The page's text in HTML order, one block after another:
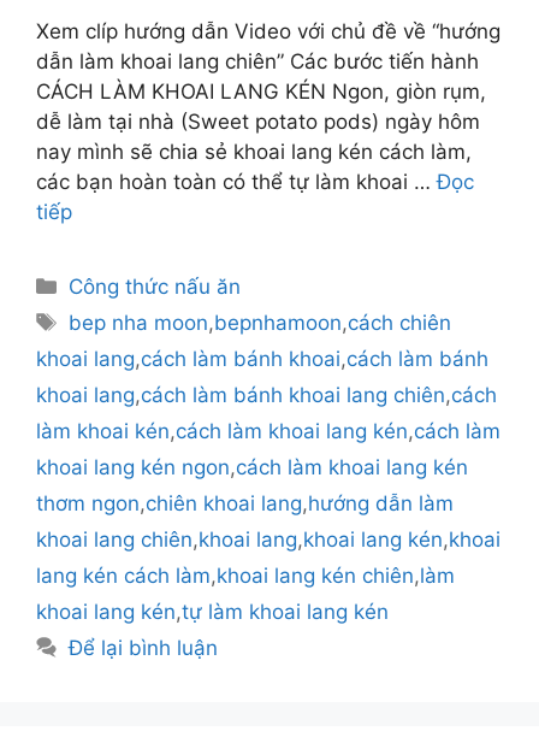
Xem clíp hướng dẫn Video với chủ đề về “hướng
dẫn làm khoai lang chiên” Các bước tiến hành
CÁCH LÀM KHOAI LANG KÉN Ngon, giòn rụm,
dễ làm tại nhà (Sweet potato pods) ngày hôm
nay mình sẽ chia sẻ khoai lang kén cách làm,
các bạn hoàn toàn có thể tự làm khoai …Đọc
tiếp
Danh
mục
Công thức nấu ăn
Thẻ
bep nha moon,bepnhamoon,cách chiên
khoai lang,cách làm bánh khoai,cách làm bánh
khoai lang,cách làm bánh khoai lang chiên,cách
làm khoai kén,cách làm khoai lang kén,cách làm
khoai lang kén ngon,cách làm khoai lang kén
thơm ngon,chiên khoai lang,hướng dẫn làm
khoai lang chiên,khoai lang,khoai lang kén,khoai
lang kén cách làm,khoai lang kén chiên,làm
khoai lang kén,tự làm khoai lang kén
Để lại bình luận